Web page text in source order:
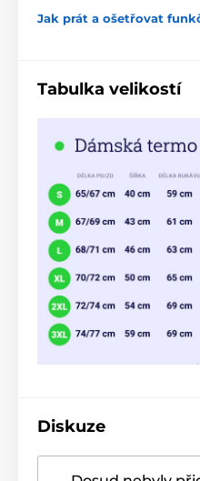
Jak prát a ošetřovat
Tabulka velikostí
Diskuze